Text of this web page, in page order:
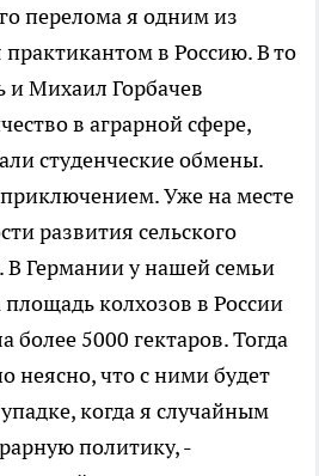
перелома я одним из
в Россию. В то
и Михаил Горбачев
в аграрной сфере,
студенческие обмены.
Уже на месте
развития сельского
В Германии у нашей семьи
площадь колхозов в России
более 5000 гектаров. Тогда
неясно, что с ними будет
когда я случайным
политику, -